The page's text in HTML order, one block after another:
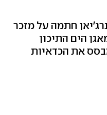
חתמה על מזכר
הים התיכון
את הכדאיות